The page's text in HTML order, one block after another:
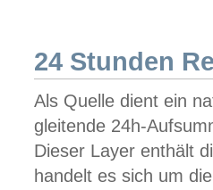
24 Stunden
Als Quelle dient ein
gleitende 24h-
Dieser Layer enthält
handelt es sich um